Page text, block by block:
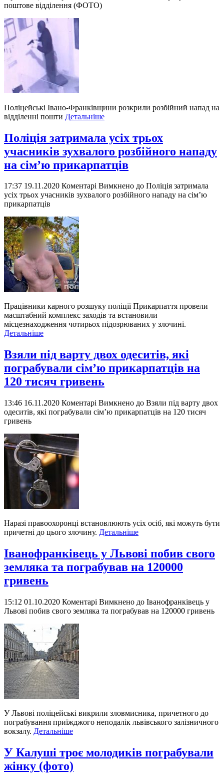
поштове відділення (ФОТО)
Поліцейські Івано-Франківщини розкрили розбійний напад на
відділенні пошти Детальніше
Поліція затримала усіх трьох
учасників зухвалого розбійного нападу
на сім’ю прикарпатців
17:37 19.11.2020 Коментарі Вимкнено до Поліція затримала
усіх трьох учасників зухвалого розбійного нападу на сім’ю
прикарпатців
Працівники карного розшуку поліції Прикарпаття провели
масштабний комплекс заходів та встановили
місцезнаходження чотирьох підозрюваних у злочині.
Детальніше
Взяли під варту двох одеситів, які
пограбували сім’ю прикарпатців на
120 тисяч гривень
13:46 16.11.2020 Коментарі Вимкнено до Взяли під варту двох
одеситів, які пограбували сім’ю прикарпатців на 120 тисяч
гривень
Наразі правоохоронці встановлюють усіх осіб, які можуть бути
причетні до цього злочину. Детальніше
Іванофранківець у Львові побив свого
земляка та пограбував на 120000
гривень
15:12 01.10.2020 Коментарі Вимкнено до Іванофранківець у
Львові побив свого земляка та пограбував на 120000 гривень
У Львові поліцейські викрили зловмисника, причетного до
пограбування приїжджого неподалік львівського залізничного
вокзалу. Детальніше
У Калуші троє молодиків пограбували
жінку (фото)